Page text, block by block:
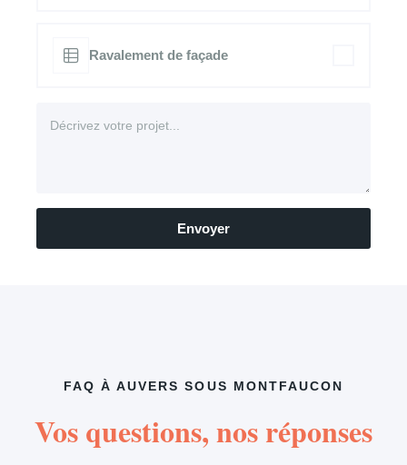
Ravalement de façade
Envoyer
FAQ À AUVERS SOUS MONTFAUCON
Vos questions, nos réponses